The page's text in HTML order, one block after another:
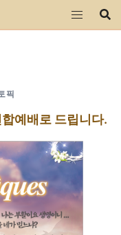
픽
예배로 드립니다.